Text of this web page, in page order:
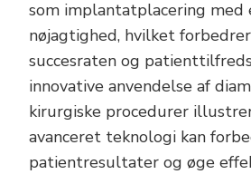
som implantatplacering
nøjagtighed, hvilket
succesraten og
innovative anvendelse af
kirurgiske procedurer
avanceret teknologi kan
patientresultater og øge